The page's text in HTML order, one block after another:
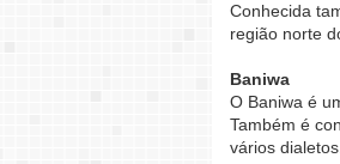
Conhecida
região norte
Baniwa
O Baniwa é
Também é
vários dialetos.